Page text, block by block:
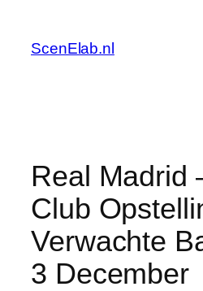
content
ScenElab.nl
Real Madrid
Club
Verwachte
3 December